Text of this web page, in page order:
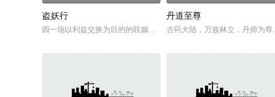
盗妖行
因一场以利益交换为目的的联姻，太玄楼刺客江元与九璇宗圣女韶
丹道至尊
古药大陆，万族林立，丹师为